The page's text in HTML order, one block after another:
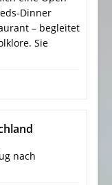
Dinner
– begleitet
Sie
nach